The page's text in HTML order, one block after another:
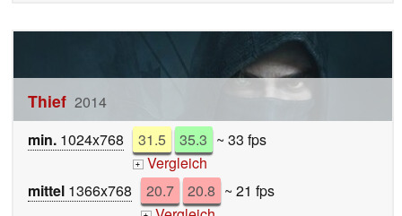
Thief 2014
min. 1024x768 31.5 35.3 ~ 33 fps
+ Vergleich
mittel 1366x768 20.7 20.8 ~ 21 fps